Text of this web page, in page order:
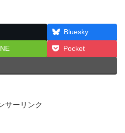
Bluesky
Pocket
サーリンク